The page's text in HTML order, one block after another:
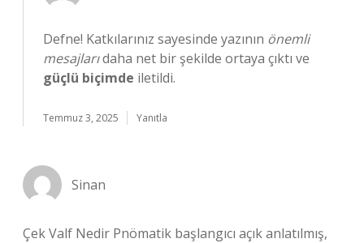
Defne! Katkılarınız sayesinde yazının önemli
mesajlarıdaha net bir şekilde ortaya çıktı ve
güçlü biçimde iletildi.
Temmuz 3, 2025 Yanıtla
Sinan
Çek Valf Nedir Pnömatik başlangıcı açık anlatılmış,